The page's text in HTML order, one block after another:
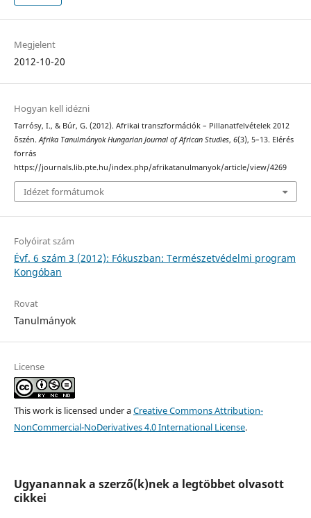
Megjelent
2012-10-20
Hogyan kell idézni
Tarrósy, I., & Búr, G. (2012). Afrikai transzformációk – Pillanatfelvételek 2012
őszén. Afrika Tanulmányok Hungarian Journal of African Studies, 6(3), 5–13. Elérés
forrás
https://journals.lib.pte.hu/index.php/afrikatanulmanyok/article/view/4269
Idézet formátumok
Folyóirat szám
Évf. 6 szám 3 (2012): Fókuszban: Természetvédelmi program
Kongóban
Rovat
Tanulmányok
License
This work is licensed under aCreative Commons Attribution-
NonCommercial-NoDerivatives 4.0 International License.
Ugyanannak a szerző(k)nek a legtöbbet olvasott
cikkei